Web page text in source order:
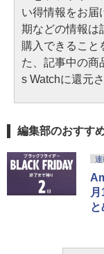
い得情報をお届
期などの情報は
購入できること
た、記事中の商
s Watchに還元
編集部のおすす
連
と